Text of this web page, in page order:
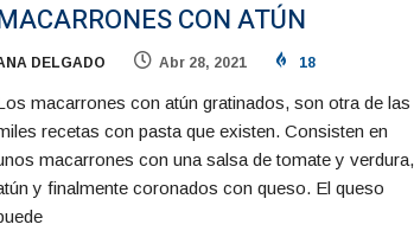
CON ATÚN
DELGADO Abr 28, 2021 18
macarrones con atún gratinados, son otra de las
recetas con pasta que existen. Consisten en
macarrones con una salsa de tomate y verdura,
y finalmente coronados con queso. El queso